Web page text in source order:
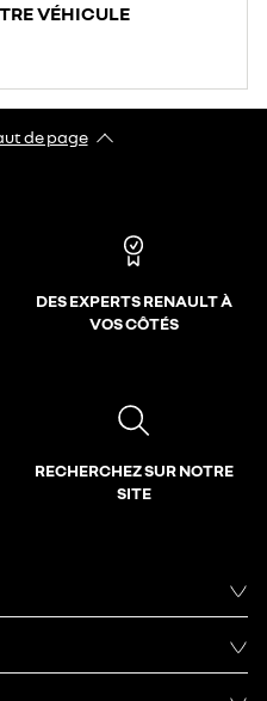
VÉHICULE
de page​
DES EXPERTS RENAULT À
VOS CÔTÉS
RECHERCHEZ SUR NOTRE
SITE